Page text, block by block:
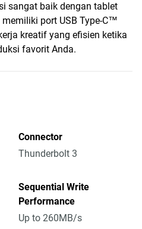
sangat baik dengan tablet
port USB Type-C™
kreatif yang efisien ketika
favorit Anda.
Connector
Thunderbolt 3
Sequential Write
Performance
Up to 260MB/s